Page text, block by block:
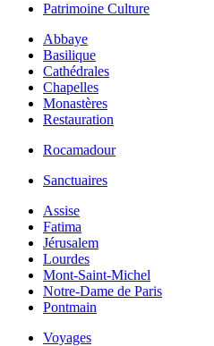
Patrimoine Culture
Abbaye
Basilique
Cathédrales
Chapelles
Monastères
Restauration
Rocamadour
Sanctuaires
Assise
Fatima
Jérusalem
Lourdes
Mont-Saint-Michel
Notre-Dame de Paris
Pontmain
Voyages